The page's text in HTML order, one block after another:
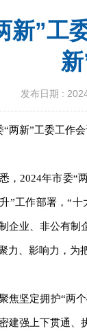
新”工
发布日期 :
两新”工委工作
，2024年市委“
”工作部署，“
企业、非公有制
力、影响力，为
焦坚定拥护“两
建强上下贯通、